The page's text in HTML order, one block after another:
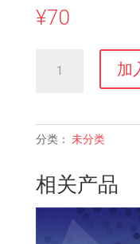
¥70
Shanghai
Saturday,
14
数
量
加
分类： 未分类
相关产品